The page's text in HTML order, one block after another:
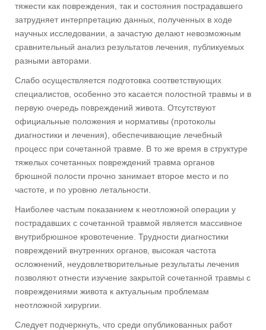
тяжести как повреждения, так и состояния пострадавшего
затрудняет интерпретацию данных, полученных в ходе
научных исследовании, а зачастую делают невозможным
сравнительный анализ результатов лечения, публикуемых
разными авторами.
Слабо осуществляется подготовка соответствующих
специалистов, особенно это касается полостной травмы и в
первую очередь повреждений живота. Отсутствуют
официальные положения и нормативы (протоколы
диагностики и лечения), обеспечивающие лечебный
процесс при сочетанной травме. В то же время в структуре
тяжелых сочетанных повреждений травма органов
брюшной полости прочно занимает второе место и по
частоте, и по уровню летальности.
Наиболее частым показанием к неотложной операции у
пострадавших с сочетанной травмой является массивное
внутрибрюшное кровотечение. Трудности диагностики
повреждений внутренних органов, высокая частота
осложнений, неудовлетворительные результаты лечения
позволяют отнести изучение закрытой сочетанной травмы с
повреждениями живота к актуальным проблемам
неотложной хирургии.
Следует подчеркнуть, что среди опубликованных работ